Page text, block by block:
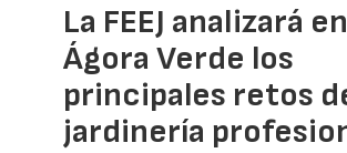
La FEEJ analizará en
Ágora Verde los
principales retos
jardinería